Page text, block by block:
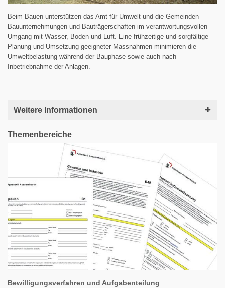
Beim Bauen unterstützen das Amt für Umwelt und die Gemeinden
Bauunternehmungen und Bauträgerschaften im verantwortungsvollen
Umgang mit Wasser, Boden und Luft. Eine frühzeitige und sorgfältige
Planung und Umsetzung geeigneter Massnahmen minimieren die
Umweltbelastung während der Bauphase sowie auch nach
Inbetriebnahme der Anlagen.
Weitere Informationen
Themenbereiche
Bewilligungsverfahren und Aufgabenteilung